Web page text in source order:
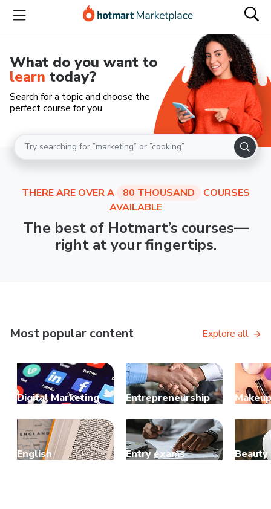
What do you want to
learn today?
Search for a topic and choose the
perfect course for you
THERE ARE OVER A 80 THOUSAND
COURSES
AVAILABLE
The best of Hotmart’s courses—
right at your fingertips.
Most popular content Explore all
Digital Marketing Entrepreneurship Makeup
English Entry exams Beauty